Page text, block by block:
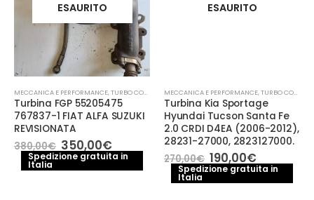
ESAURITO
MECCANICA E PERFORMANCE,TURBO COMPRESSORE- TURBINA
Turbina FGP 55205475
767837-1 FIAT ALFA SUZUKI
REVISIONATA
380,00€ Il
prezzo
originale
350,00€Il
prezzo
attuale
Spedizione gratuita in
Italia
ESAURITO
MECCANICA E PERFORMANCE,TURBO COMPRESSORE- TURBINA
Turbina Kia Sportage
Hyundai Tucson Santa Fe
2.0 CRDI D4EA (2006-2012),
28231-27000, 2823127000.
270,00€ Il
prezzo
originale
190,00€Il
prezzo
attuale
Spedizione gratuita in
Italia